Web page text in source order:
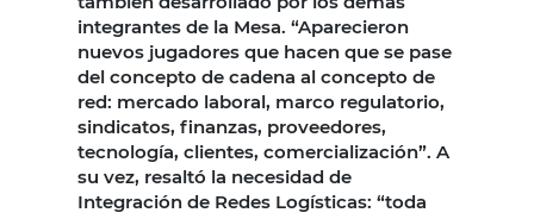
integrantes de la Mesa. “Aparecieron
nuevos jugadores que hacen que se pase
del concepto de cadena al concepto de
red: mercado laboral, marco regulatorio,
sindicatos, finanzas, proveedores,
tecnología, clientes, comercialización”. A
su vez, resaltó la necesidad de
Integración de Redes Logísticas: “toda